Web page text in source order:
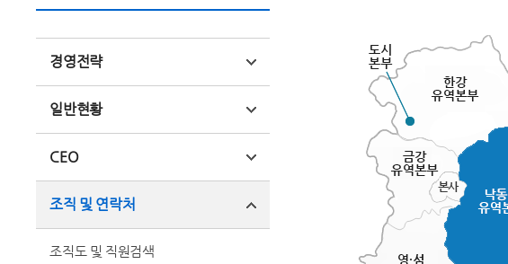
경영전략
일반현황
CEO
조직 및 연락처
조직도 및 직원검색